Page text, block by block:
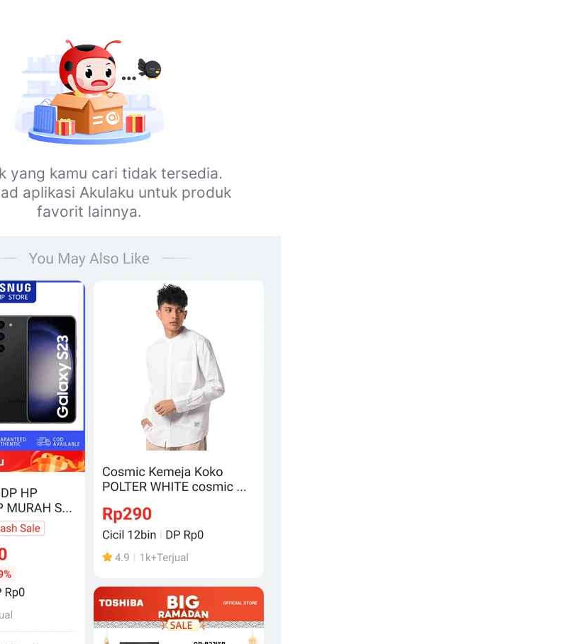
yang kamu cari tidak tersedia.
aplikasi Akulaku untuk produk
favorit lainnya.